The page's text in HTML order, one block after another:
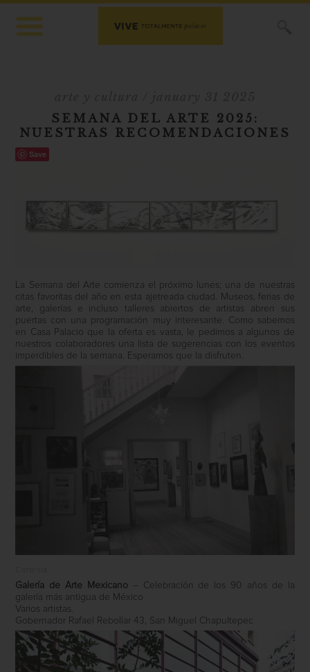
SEMANA DEL ARTE 2025:
NUESTRAS RECOMENDACIONES
Save
La Semana del Arte comienza el próximo lunes; una de nuestras
citas favoritas del año en esta ajetreada ciudad. Museos, ferias de
arte, galerías e incluso talleres abiertos de artistas abren sus
puertas con una programación muy interesante. Como sabemos
en Casa Palacio que la oferta es vasta, le pedimos a algunos de
nuestros colaboradores una lista de sugerencias con los eventos
imperdibles de la semana. Esperamos que la disfruten.
Galería de Arte Mexicano– Celebración de los 90 años de la
galería más antigua de México
Varios artistas.
Gobernador Rafael Rebollar 43, San Miguel Chapultepec